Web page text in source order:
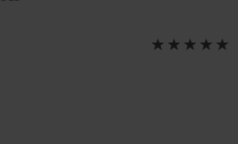
Note